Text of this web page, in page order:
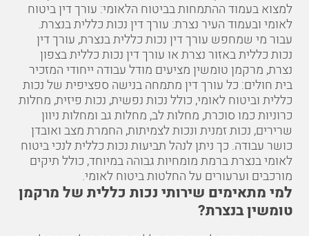
למצוא בעמוד ההתמחות בביטוח הלאומי: עורך דין ביטוח
לאומיובעמוד העיר נצרת: עורך דין נכות כללית בנצרת.
עבור מי שמחפש עורך דין נכות כללית בנצרת, עורך דין
נכות כללית באזור נצרת או עורך דין נכות כללית בצפון
נצרת, מרקמן טומשין מציעים מודל עבודה ייחודי המזכיר
בית חולים: כל עורך דין מתמחה בנישה ספציפית של נכות
כללית וביטוח לאומי, כולל נכות נפשית, נכות פיזית, מחלות
כרוניות כמו סוכרת, מחלות לב, מחלות גב ומחלות ניוון
שרירים, נכות זמנית ונכות לצמיתות, החמרת מצב ואובדן
כושר עבודה. כך ניתן לנהל תביעות נכות כללית לנכי ביטוח
לאומי בנצרת ברמת מומחיות גבוהה במיוחד, כולל תיקים
מורכבים וערעורים על החלטות ביטוח לאומי.
למי מתאימים שירותי נכות כללית של מרקמן
טומשין בנצרת?